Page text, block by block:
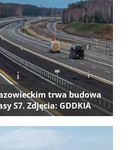
trwa budowa
S7. Zdjęcia: GDDKIA